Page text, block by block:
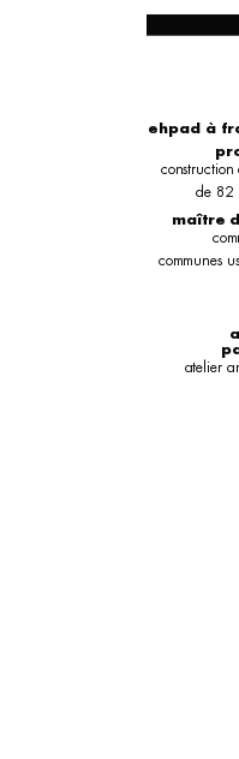
ehpad à
de 82
maître
communes
atelier